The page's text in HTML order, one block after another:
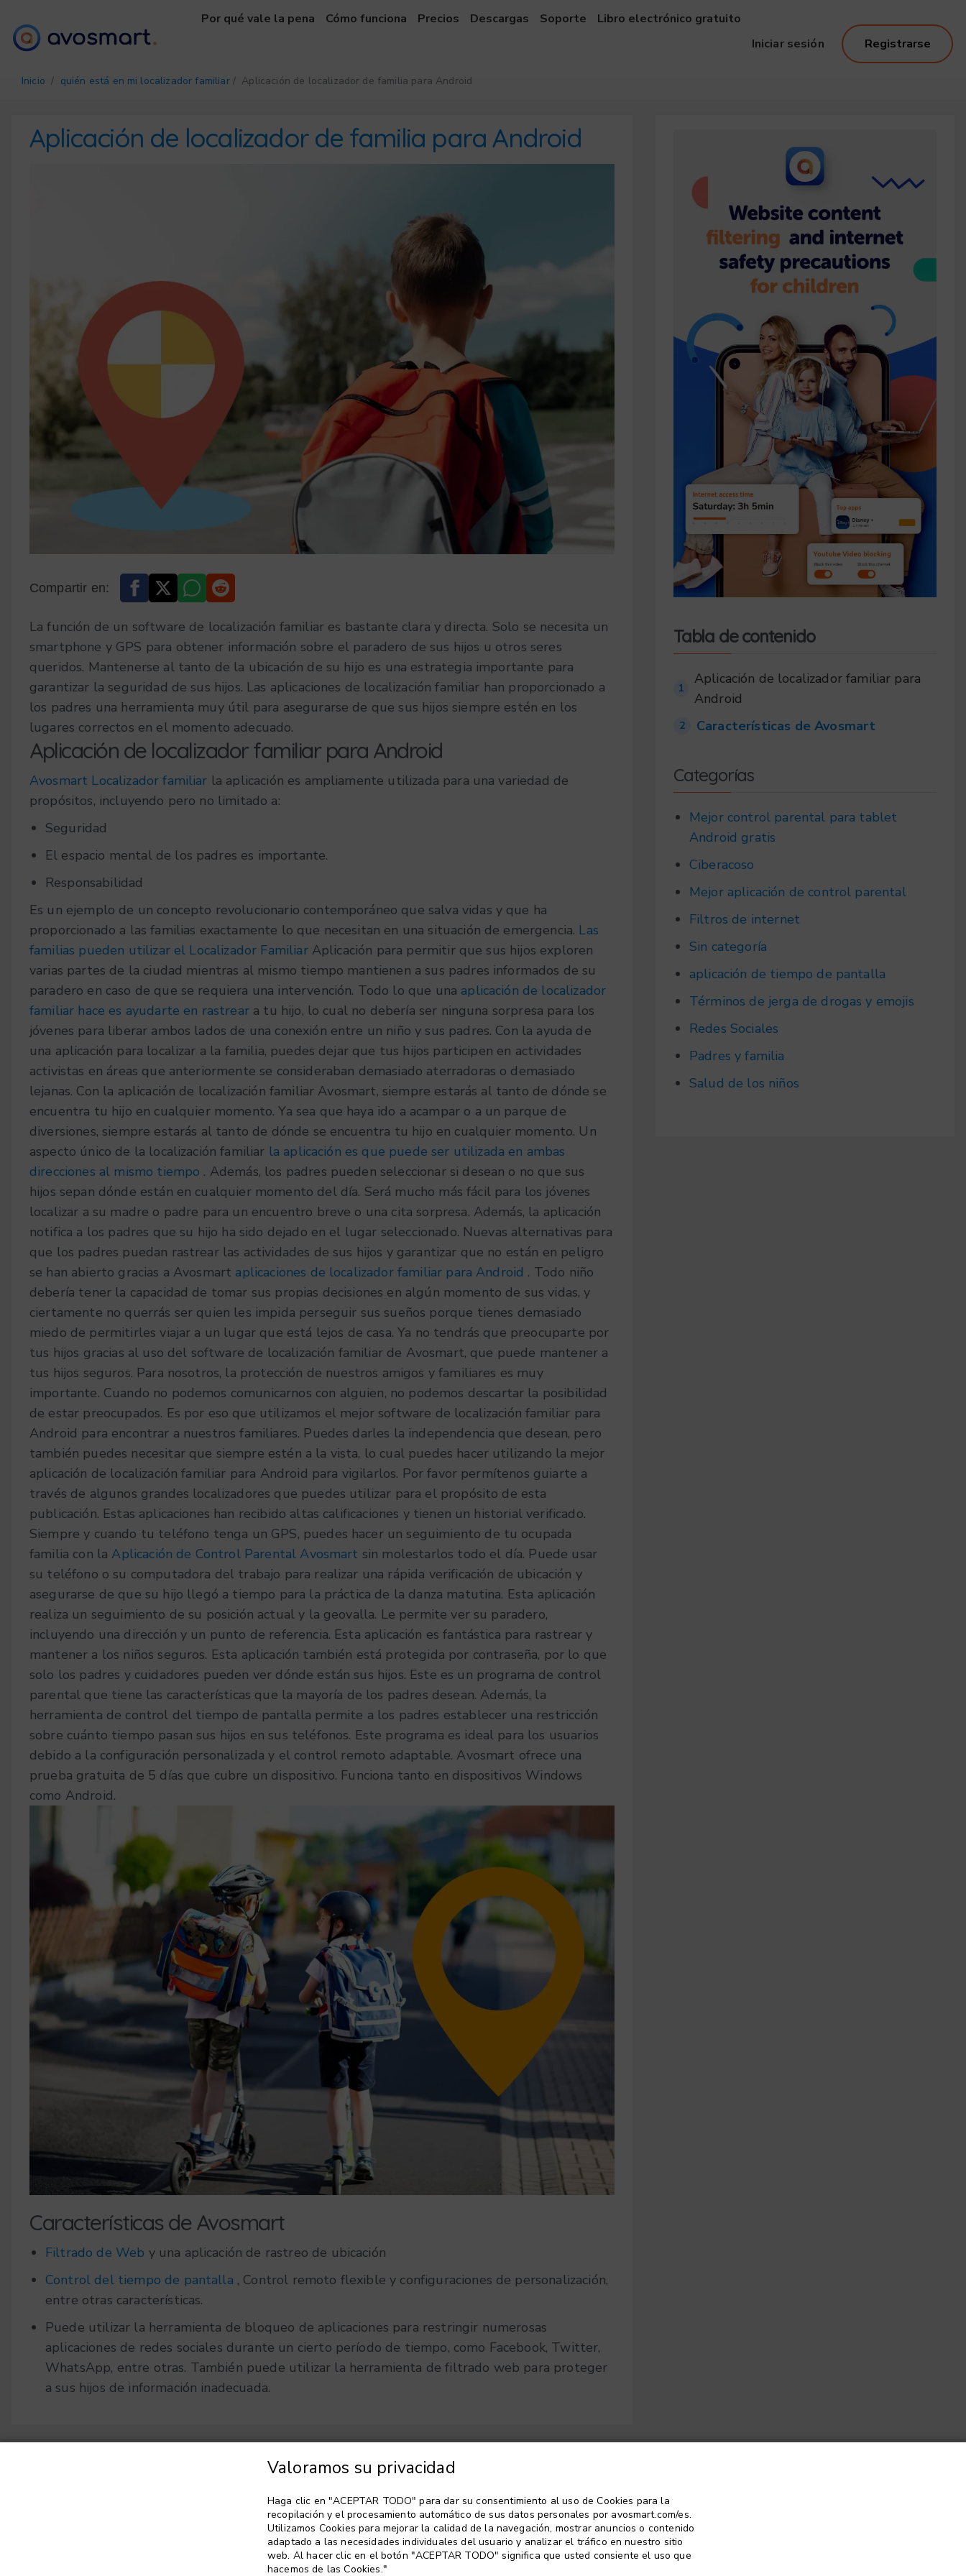
Por qué vale la pena Cómo funciona Precios Descargas Soporte
Libro electrónico gratuito
Iniciar sesión
Registrarse
Inicio / quién está en mi localizador familiar/ Aplicación de localizador de familia para Android
Aplicación de localizador de familia para Android
Compartir en:
La función de un software de localización familiar es bastante clara y directa. Solo se necesita un
smartphone y GPS para obtener información sobre el paradero de sus hijos u otros seres
queridos. Mantenerse al tanto de la ubicación de su hijo es una estrategia importante para
garantizar la seguridad de sus hijos. Las aplicaciones de localización familiar han proporcionado a
los padres una herramienta muy útil para asegurarse de que sus hijos siempre estén en los
lugares correctos en el momento adecuado.
Aplicación de localizador familiar para Android
Avosmart Localizador familiar la aplicación es ampliamente utilizada para una variedad de
propósitos, incluyendo pero no limitado a:
Seguridad
El espacio mental de los padres es importante.
Responsabilidad
Es un ejemplo de un concepto revolucionario contemporáneo que salva vidas y que ha
proporcionado a las familias exactamente lo que necesitan en una situación de emergencia. Las
familias pueden utilizar el Localizador Familiar Aplicación para permitir que sus hijos exploren
varias partes de la ciudad mientras al mismo tiempo mantienen a sus padres informados de su
paradero en caso de que se requiera una intervención. Todo lo que una aplicación de localizador
familiar hace es ayudarte en rastrear a tu hijo, lo cual no debería ser ninguna sorpresa para los
jóvenes para liberar ambos lados de una conexión entre un niño y sus padres. Con la ayuda de
una aplicación para localizar a la familia, puedes dejar que tus hijos participen en actividades
activistas en áreas que anteriormente se consideraban demasiado aterradoras o demasiado
lejanas. Con la aplicación de localización familiar Avosmart, siempre estarás al tanto de dónde se
encuentra tu hijo en cualquier momento. Ya sea que haya ido a acampar o a un parque de
diversiones, siempre estarás al tanto de dónde se encuentra tu hijo en cualquier momento. Un
aspecto único de la localización familiar la aplicación es que puede ser utilizada en ambas
direcciones al mismo tiempo . Además, los padres pueden seleccionar si desean o no que sus
hijos sepan dónde están en cualquier momento del día. Será mucho más fácil para los jóvenes
localizar a su madre o padre para un encuentro breve o una cita sorpresa. Además, la aplicación
notifica a los padres que su hijo ha sido dejado en el lugar seleccionado. Nuevas alternativas para
que los padres puedan rastrear las actividades de sus hijos y garantizar que no están en peligro
se han abierto gracias a Avosmart aplicaciones de localizador familiar para Android . Todo niño
debería tener la capacidad de tomar sus propias decisiones en algún momento de sus vidas, y
ciertamente no querrás ser quien les impida perseguir sus sueños porque tienes demasiado
miedo de permitirles viajar a un lugar que está lejos de casa. Ya no tendrás que preocuparte por
tus hijos gracias al uso del software de localización familiar de Avosmart, que puede mantener a
tus hijos seguros. Para nosotros, la protección de nuestros amigos y familiares es muy
importante. Cuando no podemos comunicarnos con alguien, no podemos descartar la posibilidad
de estar preocupados. Es por eso que utilizamos el mejor software de localización familiar para
Android para encontrar a nuestros familiares. Puedes darles la independencia que desean, pero
también puedes necesitar que siempre estén a la vista, lo cual puedes hacer utilizando la mejor
aplicación de localización familiar para Android para vigilarlos. Por favor permítenos guiarte a
través de algunos grandes localizadores que puedes utilizar para el propósito de esta
publicación. Estas aplicaciones han recibido altas calificaciones y tienen un historial verificado.
Siempre y cuando tu teléfono tenga un GPS, puedes hacer un seguimiento de tu ocupada
familia con laAplicación de Control Parental Avosmart sin molestarlos todo el día. Puede usar
su teléfono o su computadora del trabajo para realizar una rápida verificación de ubicación y
asegurarse de que su hijo llegó a tiempo para la práctica de la danza matutina. Esta aplicación
realiza un seguimiento de su posición actual y la geovalla. Le permite ver su paradero,
incluyendo una dirección y un punto de referencia. Esta aplicación es fantástica para rastrear y
mantener a los niños seguros. Esta aplicación también está protegida por contraseña, por lo que
solo los padres y cuidadores pueden ver dónde están sus hijos. Este es un programa de control
parental que tiene las características que la mayoría de los padres desean. Además, la
herramienta de control del tiempo de pantalla permite a los padres establecer una restricción
sobre cuánto tiempo pasan sus hijos en sus teléfonos. Este programa es ideal para los usuarios
debido a la configuración personalizada y el control remoto adaptable. Avosmart ofrece una
prueba gratuita de 5 días que cubre un dispositivo. Funciona tanto en dispositivos Windows
como Android.
Características de Avosmart
Filtrado de Web y una aplicación de rastreo de ubicación
Control del tiempo de pantalla , Control remoto flexible y configuraciones de personalización,
entre otras características.
Puede utilizar la herramienta de bloqueo de aplicaciones para restringir numerosas
aplicaciones de redes sociales durante un cierto período de tiempo, como Facebook, Twitter,
WhatsApp, entre otras. También puede utilizar la herramienta de filtrado web para proteger
a sus hijos de información inadecuada.
Tabla de contenido
1
Aplicación de localizador familiar para
Android
2 Características de Avosmart
Categorías
Mejor control parental para tablet
Android gratis
Ciberacoso
Mejor aplicación de control parental
Filtros de internet
Sin categoría
aplicación de tiempo de pantalla
Términos de jerga de drogas y emojis
Redes Sociales
Padres y familia
Salud de los niños
Soporte
Contacto
Empresa
Seguridad de los datos
Valoramos su privacidad
Haga clic en "ACEPTAR TODO" para dar su consentimiento al uso de Cookies para la
recopilación y el procesamiento automático de sus datos personales por avosmart.com/es.
Utilizamos Cookies para mejorar la calidad de la navegación, mostrar anuncios o contenido
adaptado a las necesidades individuales del usuario y analizar el tráfico en nuestro sitio
web. Al hacer clic en el botón "ACEPTAR TODO" significa que usted consiente el uso que
hacemos de las Cookies."